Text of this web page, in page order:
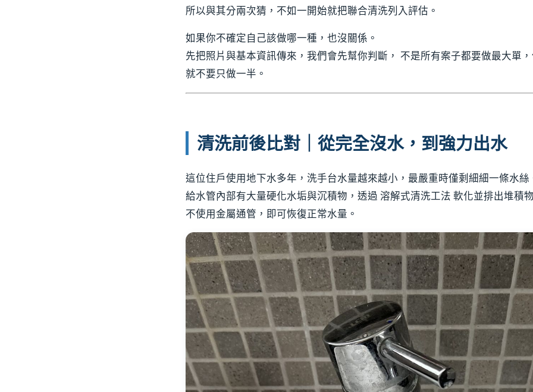
所以與其分兩次猜，不如一開始就把聯合清洗列入評估。
如果你不確定自己該做哪一種，也沒關係。
先把照片與基本資訊傳來，我們會先幫你判斷， 不是所有案子都要做最大單
就不要只做一半。
清洗前後比對｜從完全沒水，到強力出水
這位住戶使用地下水多年，洗手台水量越來越小，最嚴重時僅剩細細一條水
給水管內部有大量硬化水垢與沉積物，透過 溶解式清洗工法 軟化並排出堆積
不使用金屬通管，即可恢復正常水量。